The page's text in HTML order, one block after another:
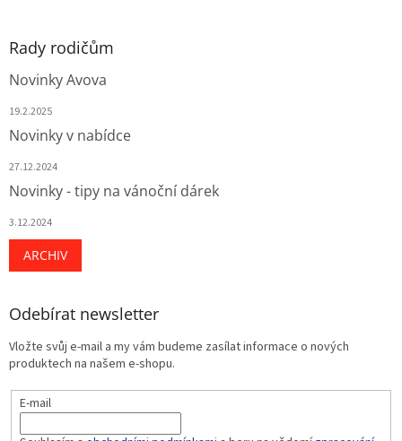
Rady rodičům
Novinky Avova
19.2.2025
Novinky v nabídce
27.12.2024
Novinky - tipy na vánoční dárek
3.12.2024
ARCHIV
Odebírat newsletter
Vložte svůj e-mail a my vám budeme zasílat informace o nových
produktech na našem e-shopu.
E-mail